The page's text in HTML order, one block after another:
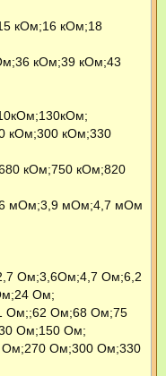
кОм;16 кОм;18
кОм;39 кОм;43
кОм;300 кОм;330
кОм;750 кОм;820
мОм;3,9 мОм;4,7 мОм
Ом;3,6Ом;4,7 Ом;6,2
Ом;
Ом;;62 Ом;68 Ом;75
Ом;150 Ом;
Ом;300 Ом;330